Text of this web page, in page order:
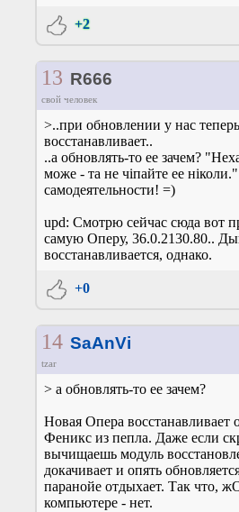
+2
13 R666
свой человек
>..при обновлении у нас
восстанавливает..
..а обновлять-то ее зачем?
може - та не чіпайте ее
самодеятельности! =)
upd: Смотрю сейчас сюда вот
самую Оперу, 36.0.2130.80..
восстанавливается, однако.
+0
14 SaAnVi
tzar
> а обновлять-то ее зачем?
Новая Опера восстанавливает
Феникс из пепла. Даже если
вычищаешь модуль
докачивает и опять
паранойе отдыхает. Так что,
компьютере - нет.